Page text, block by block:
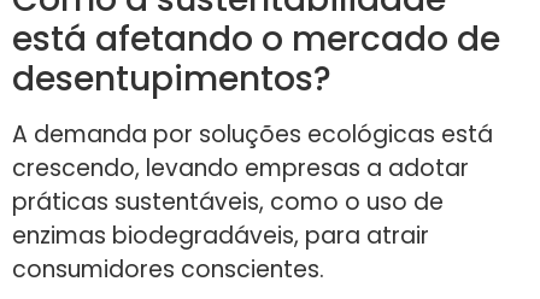
está afetando o mercado de
desentupimentos?
A demanda por soluções ecológicas está
crescendo, levando empresas a adotar
práticas sustentáveis, como o uso de
enzimas biodegradáveis, para atrair
consumidores conscientes.